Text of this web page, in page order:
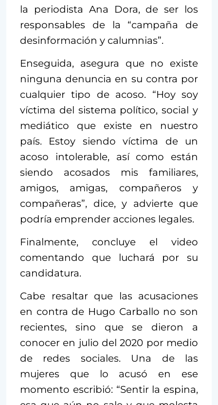
la periodista Ana Dora, de ser los
responsables de la “campaña de
desinformación y calumnias”.
Enseguida, asegura que no existe
ninguna denuncia en su contra por
cualquier tipo de acoso. “Hoy soy
víctima del sistema político, social y
mediático que existe en nuestro
país. Estoy siendo víctima de un
acoso intolerable, así como están
siendo acosados mis familiares,
amigos, amigas, compañeros y
compañeras”, dice, y advierte que
podría emprender acciones legales.
Finalmente, concluye el video
comentando que luchará por su
candidatura.
Cabe resaltar que las acusaciones
en contra de Hugo Carballo no son
recientes, sino que se dieron a
conocer en julio del 2020 por medio
de redes sociales. Una de las
mujeres que lo acusó en ese
momento escribió: “Sentir la espina,